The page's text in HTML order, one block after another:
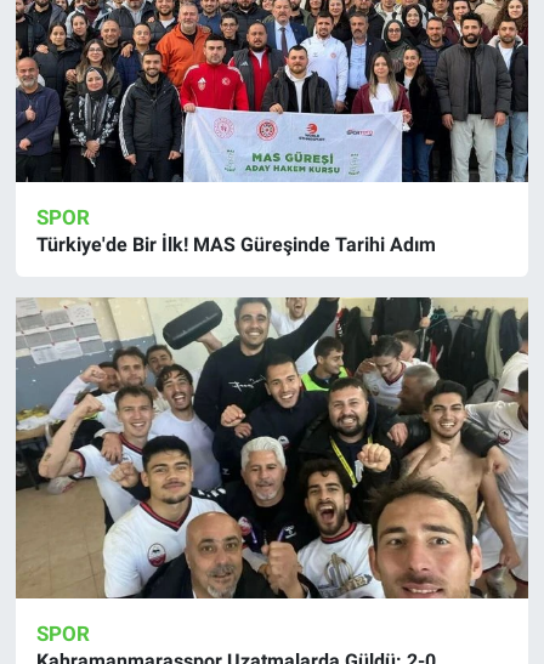
SPOR
Türkiye'de Bir İlk! MAS Güreşinde Tarihi Adım
SPOR